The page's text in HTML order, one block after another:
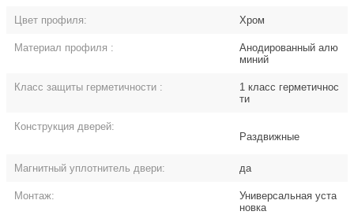
Цвет профиля: Хром
Материал профиля :
Анодированный алю
миний
Класс защиты герметичности :
1 класс герметичнос
ти
Конструкция дверей:
Раздвижные
Магнитный уплотнитель двери: да
Монтаж:
Универсальная уста
новка